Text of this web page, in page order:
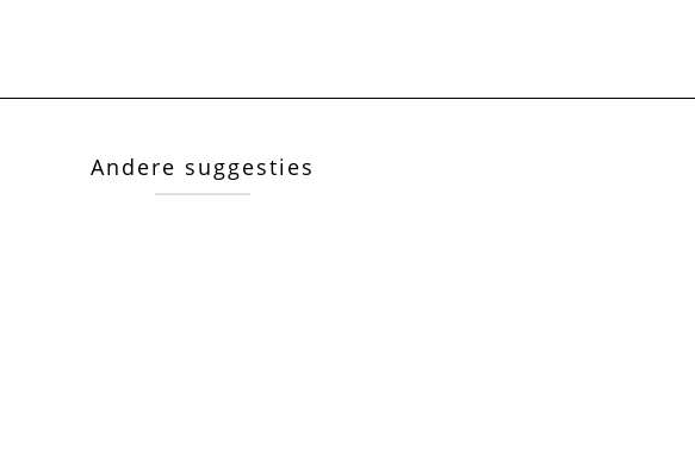
Andere suggesties